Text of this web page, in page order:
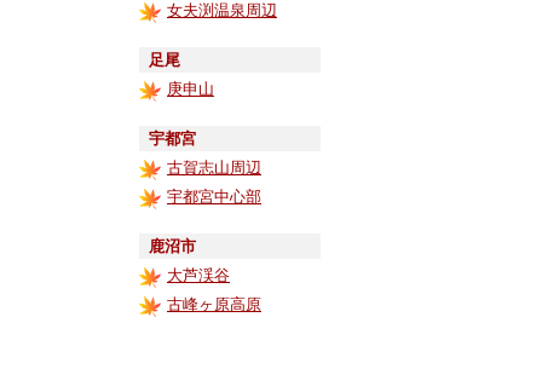
女夫渕温泉周辺
足尾
庚申山
宇都宮
古賀志山周辺
宇都宮中心部
鹿沼市
大芦渓谷
古峰ヶ原高原